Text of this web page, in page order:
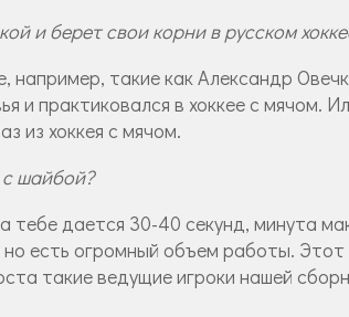
и берет свои корни в русском
такие как Александр
и практиковался в хоккее с мячом.
из хоккея с мячом.
с шайбой?
тебе дается 30-40 секунд, минута
есть огромный объем работы.
такие ведущие игроки нашей